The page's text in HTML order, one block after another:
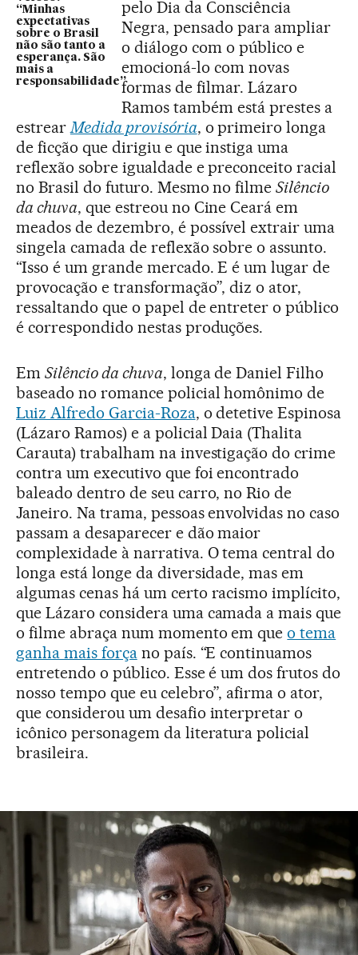
“Minhas
expectativas
sobre o Brasil
não são tanto a
esperança. São
mais a
responsabilidade”
pelo Dia da Consciência
Negra, pensado para ampliar
o diálogo com o público e
emocioná-lo com novas
formas de filmar. Lázaro
Ramos também está prestes a
estrearMedida provisória, o primeiro longa
de ficção que dirigiu e que instiga uma
reflexão sobre igualdade e preconceito racial
no Brasil do futuro. Mesmo no filmeSilêncio
da chuva, que estreou no Cine Ceará em
meados de dezembro, é possível extrair uma
singela camada de reflexão sobre o assunto.
“Isso é um grande mercado. E é um lugar de
provocação e transformação”, diz o ator,
ressaltando que o papel de entreter o público
é correspondido nestas produções.
Em Silêncio da chuva, longa de Daniel Filho
baseado no romance policial homônimo de
Luiz Alfredo Garcia-Roza, o detetive Espinosa
(Lázaro Ramos) e a policial Daia (Thalita
Carauta) trabalham na investigação do crime
contra um executivo que foi encontrado
baleado dentro de seu carro, no Rio de
Janeiro. Na trama, pessoas envolvidas no caso
passam a desaparecer e dão maior
complexidade à narrativa. O tema central do
longa está longe da diversidade, mas em
algumas cenas há um certo racismo implícito,
que Lázaro considera uma camada a mais que
o filme abraça num momento em queo tema
ganha mais forçano país. “E continuamos
entretendo o público. Esse é um dos frutos do
nosso tempo que eu celebro”, afirma o ator,
que considerou um desafio interpretar o
icônico personagem da literatura policial
brasileira.